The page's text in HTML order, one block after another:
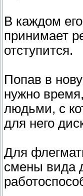
В каждом
принимает
отступится.
Попав в
нужно
людьми, с
для него
Для
смены вида